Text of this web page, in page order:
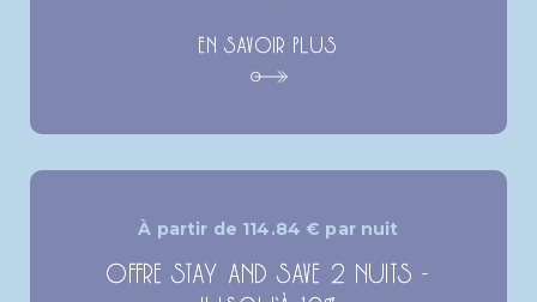
EN SAVOIR PLUS
À partir de 114.84€ par nuit
OFFRE STAY AND SAVE 2 NUITS -